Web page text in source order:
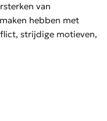
van
hebben met
strijdige motieven,